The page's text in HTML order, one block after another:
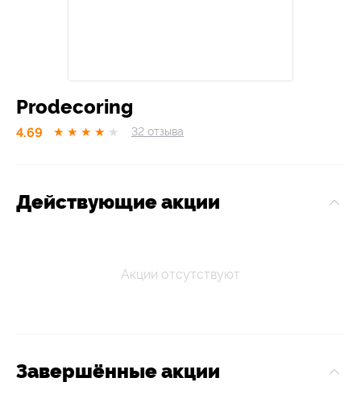
Prodecoring
4.69 ★ ★ ★ ★ ★ 32 отзывa
Действующие акции
Акции отсутствуют
Завершённые акции